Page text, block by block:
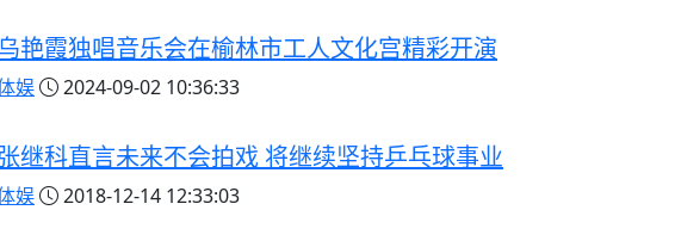
艳霞独唱音乐会在榆林市工人文化宫精彩开演
娱 2024-09-02 10:36:33
继科直言未来不会拍戏 将继续坚持乒乓球事业
娱 2018-12-14 12:33:03